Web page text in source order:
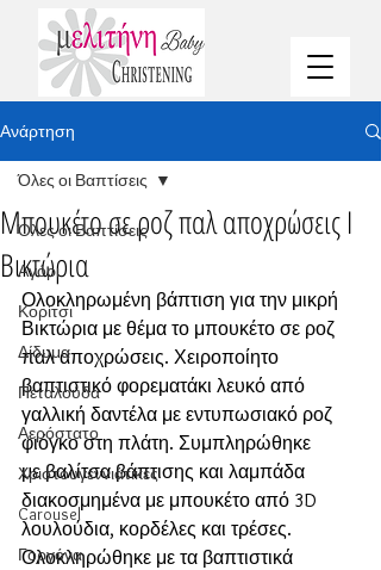
Ανάρτηση
Όλες οι Βαπτίσεις
Αγόρι
Κορίτσι
Δίδυμα
Πεταλούδα
Αερόστατο
Χριστουγεννιάτικες
Carousel
Γοργόνα
Όλες οι Βαπτίσεις
Μπουκέτο σε ροζ παλ αποχρώσεις I
Βικτώρια
Ολοκληρωμένη βάπτιση για την μικρή
Βικτώρια με θέμα το μπουκέτο σε ροζ
παλ αποχρώσεις. Χειροποίητο
βαπτιστικό φορεματάκι λευκό από
γαλλική δαντέλα με εντυπωσιακό ροζ
φιόγκο στη πλάτη. Συμπληρώθηκε
με βαλίτσα βάπτισης και λαμπάδα
διακοσμημένα με μπουκέτο από 3D
λουλούδια, κορδέλες και τρέσες.
Ολοκληρώθηκε με τα βαπτιστικά